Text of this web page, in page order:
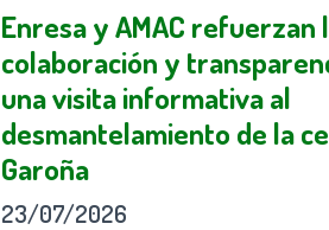
Enresa y AMAC refuerzan
colaboración y
una visita informativa al
desmantelamiento de la
Garoña
23/07/2026